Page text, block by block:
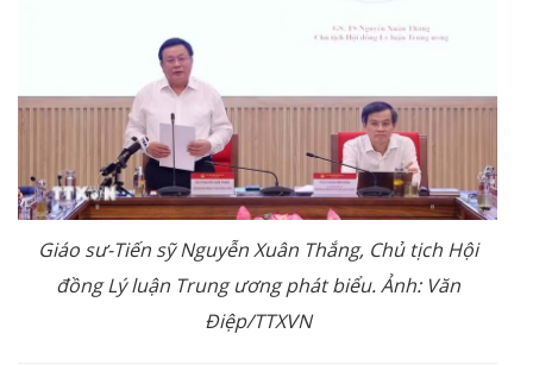
Giáo sư-Tiến sỹ Nguyễn Xuân Thắng, Chủ tịch Hội
đồng Lý luận Trung ương phát biểu. Ảnh: Văn
Điệp/TTXVN